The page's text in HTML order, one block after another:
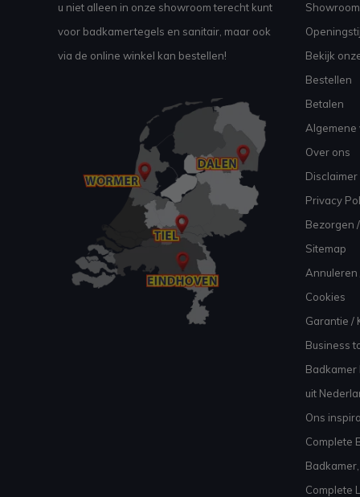
u niet alleen in onze showroom terecht kunt
voor badkamertegels en sanitair, maar ook
via de online winkel kan bestellen!
Bekijk
Bestellen
Betalen
Algemene
Over ons
Disclaimer
Privacy
Bezorgen
Sitemap
Annuleren
Cookies
Garantie /
Business
Badkamer
uit
Ons
Complete
Complete